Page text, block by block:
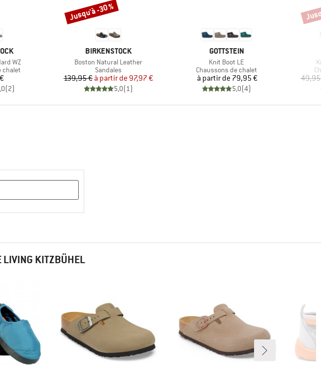
WZ
chalet
(2)
MARQUE
BIRKENSTOCK
Article
Boston Natural Leather
Product group
Sandales
Prix
139,95 € Prix réduit
à partir de 97,97 €
5,0(1)
Remise
Jusqu'à -30 %
MARQUE
GOTTSTEIN
Article
Knit Boot LE
Product group
Chaussons de chalet
Prix
à partir de 79,95 €
5,0(4)
LIVING KITZBÜHEL